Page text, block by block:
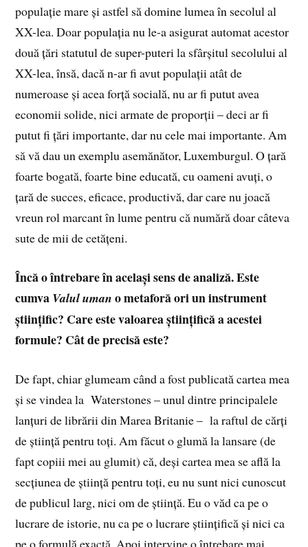
populație mare și astfel să domine lumea în secolul al
XX-lea. Doar populația nu le-a asigurat automat acestor
două țări statutul de super-puteri la sfârșitul secolului al
XX-lea, însă, dacă n-ar fi avut populații atât de
numeroase și acea forță socială, nu ar fi putut avea
economii solide, nici armate de proporții – deci ar fi
putut fi țări importante, dar nu cele mai importante. Am
să vă dau un exemplu asemănător, Luxemburgul. O țară
foarte bogată, foarte bine educată, cu oameni avuți, o
țară de succes, eficace, productivă, dar care nu joacă
vreun rol marcant în lume pentru că numără doar câteva
sute de mii de cetățeni.
Încă o întrebare în același sens de analiză. Este
cumva Valul uman o metaforă ori un instrument
științific? Care este valoarea științifică a acestei
formule? Cât de precisă este?
De fapt, chiar glumeam când a fost publicată cartea mea
și se vindea la Waterstones – unul dintre principalele
lanțuri de librării din Marea Britanie – la raftul de cărți
de știință pentru toți. Am făcut o glumă la lansare (de
fapt copiii mei au glumit) că, deși cartea mea se află la
secțiunea de știință pentru toți, eu nu sunt nici cunoscut
de publicul larg, nici om de știință. Eu o văd ca pe o
lucrare de istorie, nu ca pe o lucrare științifică și nici ca
pe o formulă exactă. Apoi intervine o întrebare mai